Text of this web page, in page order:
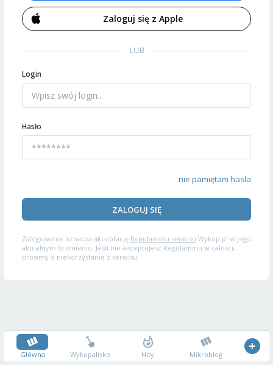
Zaloguj się z Apple
LUB
Login
Hasło
nie pamiętam hasła
ZALOGUJ SIĘ
Zalogowanie oznacza akceptację Regulaminu serwisu Wykop.pl w jego
aktualnym brzmieniu. Jeśli nie akceptujesz Regulaminu w całości,
prosimy o niekorzystanie z serwisu.
Główna Wykopalisko Hity Mikroblog